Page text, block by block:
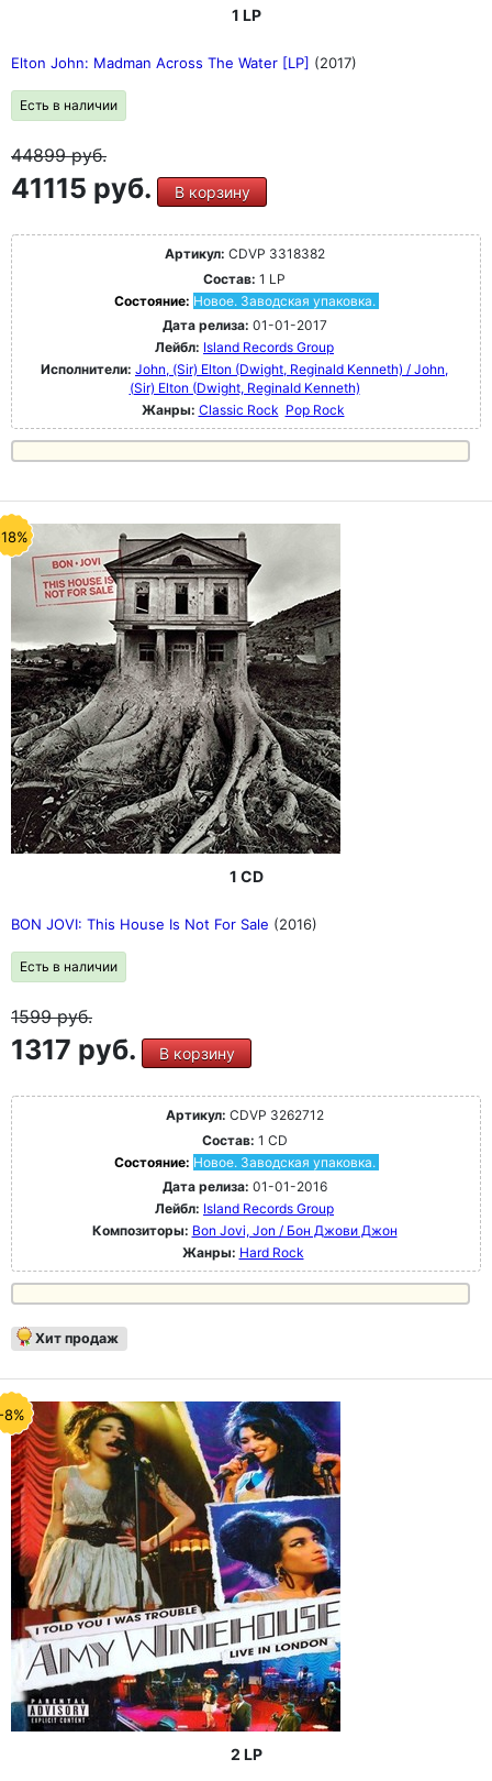
1 LP
Elton John: Madman Across The Water [LP] (2017)
Есть в наличии
44899руб.
41115 руб. В корзину
Артикул: CDVP 3318382
Состав: 1 LP
Состояние: Новое. Заводская упаковка.
Дата релиза: 01-01-2017
Лейбл: Island Records Group
Исполнители: John, (Sir) Elton (Dwight, Reginald Kenneth) / John,
(Sir) Elton (Dwight, Reginald Kenneth)
Жанры: Classic Rock Pop Rock
1 CD
BON JOVI: This House Is Not For Sale (2016)
Есть в наличии
1599руб.
1317 руб. В корзину
Артикул: CDVP 3262712
Состав: 1 CD
Состояние: Новое. Заводская упаковка.
Дата релиза: 01-01-2016
Лейбл: Island Records Group
Композиторы: Bon Jovi, Jon / Бон Джови Джон
Жанры: Hard Rock
Хит продаж
8%
2 LP